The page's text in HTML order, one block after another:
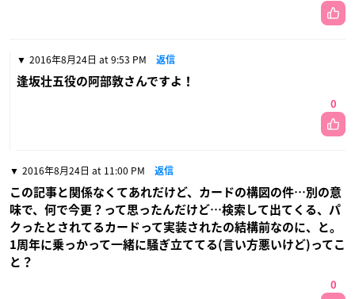
2016年8月24日 at 9:53 PM 返信
逢坂壮五役の阿部敦さんですよ！
0
2016年8月24日 at 11:00 PM 返信
この記事と関係なくてあれだけど、カードの構図の件…別の意
味で、何で今更？って思ったんだけど…検索して出てくる、パ
クったとされてるカードって実装されたの結構前なのに、と。
1周年に乗っかって一緒に騒ぎ立ててる(言い方悪いけど)ってこ
と？
0